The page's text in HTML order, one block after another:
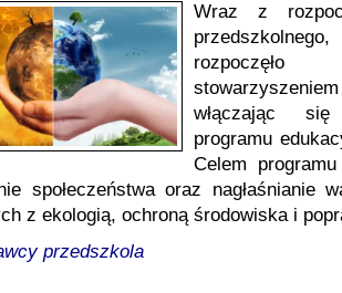
Wraz z
włączając
programu
Celem
społeczeństwa oraz nagłaśnianie
z ekologią, ochroną środowiska i
przedszkola